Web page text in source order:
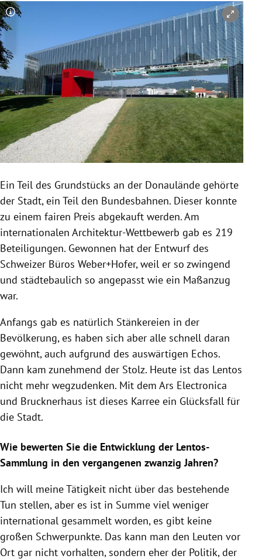
Copyright-Hinweis öffnen/schließen
Ein Teil des Grundstücks an der Donaulände gehörte
der Stadt, ein Teil den Bundesbahnen. Dieser konnte
zu einem fairen Preis abgekauft werden. Am
internationalen Architektur-Wettbewerb gab es 219
Beteiligungen. Gewonnen hat der Entwurf des
Schweizer Büros Weber+Hofer, weil er so zwingend
und städtebaulich so angepasst wie ein Maßanzug
war.
Anfangs gab es natürlich Stänkereien in der
Bevölkerung, es haben sich aber alle schnell daran
gewöhnt, auch aufgrund des auswärtigen Echos.
Dann kam zunehmend der Stolz. Heute ist das Lentos
nicht mehr wegzudenken. Mit dem Ars Electronica
und Brucknerhaus ist dieses Karree ein Glücksfall für
die Stadt.
Wie bewerten Sie die Entwicklung der Lentos-
Sammlung in den vergangenen zwanzig Jahren?
Ich will meine Tätigkeit nicht über das bestehende
Tun stellen, aber es ist in Summe viel weniger
international gesammelt worden, es gibt keine
großen Schwerpunkte. Das kann man den Leuten vor
Ort gar nicht vorhalten, sondern eher der Politik, der